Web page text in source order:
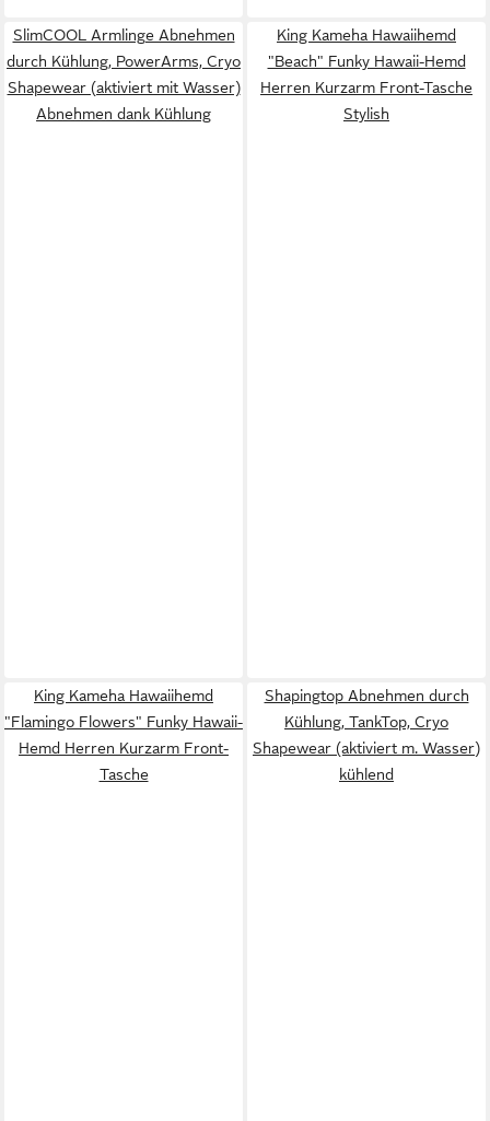
SlimCOOL Armlinge Abnehmen
durch Kühlung, PowerArms, Cryo
Shapewear (aktiviert mit Wasser)
Abnehmen dank Kühlung
King Kameha Hawaiihemd
"Beach" Funky Hawaii-Hemd
Herren Kurzarm Front-Tasche
Stylish
King Kameha Hawaiihemd
"Flamingo Flowers" Funky Hawaii-
Hemd Herren Kurzarm Front-
Tasche
Shapingtop Abnehmen durch
Kühlung, TankTop, Cryo
Shapewear (aktiviert m. Wasser)
kühlend